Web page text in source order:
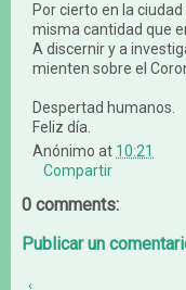
Por cierto en la
misma cantidad que
A discernir y a
mienten sobre el
Despertad humanos.
Feliz día.
Anónimo at 10:21
Compartir
0 comments:
Publicar un
‹